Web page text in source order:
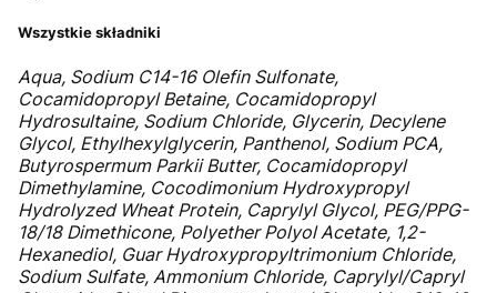
Wszystkie składniki
Aqua, Sodium C14-16 Olefin Sulfonate,
Cocamidopropyl Betaine, Cocamidopropyl
Hydrosultaine, Sodium Chloride, Glycerin, Decylene
Glycol, Ethylhexylglycerin, Panthenol, Sodium PCA,
Butyrospermum Parkii Butter, Cocamidopropyl
Dimethylamine, Cocodimonium Hydroxypropyl
Hydrolyzed Wheat Protein, Caprylyl Glycol, PEG/PPG-
18/18 Dimethicone, Polyether Polyol Acetate, 1,2-
Hexanediol, Guar Hydroxypropyltrimonium Chloride,
Sodium Sulfate, Ammonium Chloride, Caprylyl/Capryl